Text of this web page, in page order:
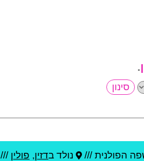
.
הפולנית /// נולד בדזין, פולין ///